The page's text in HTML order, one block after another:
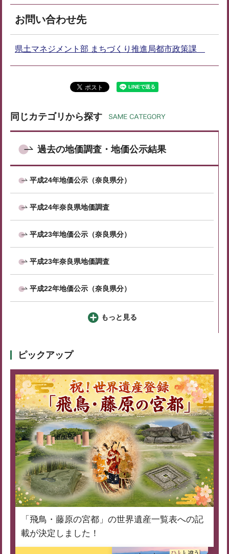
お問い合わせ先
県土マネジメント部 まちづくり推進局都市政策課
同じカテゴリから探す
過去の地価調査・地価公示結果
平成24年地価公示（奈良県分）
平成24年奈良県地価調査
平成23年地価公示（奈良県分）
平成23年奈良県地価調査
平成22年地価公示（奈良県分）
もっと見る
ピックアップ
「飛鳥・藤原の宮都」の世界遺産一覧表への記
載が決定しました！